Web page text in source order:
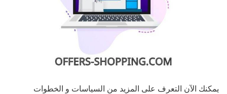
يمكنك الآن التعرف على المزيد من السياسات و الخطوات